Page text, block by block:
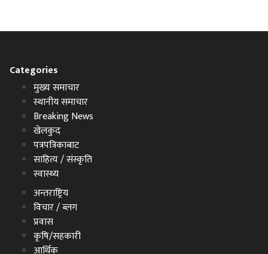
Categories
मुख्य समाचार
स्थानीय समाचार
Breaking News
खेलकुद
पत्रपत्रिकाबाट
साहित्य / संस्कृति
स्वास्थ्य
अन्तराष्ट्रिय
विचार / ब्लग
प्रवास
कृषि/सहकारी